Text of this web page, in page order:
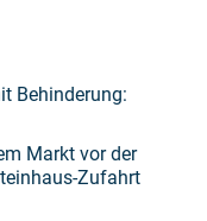
Behinderung:
Markt vor der
Zufahrt